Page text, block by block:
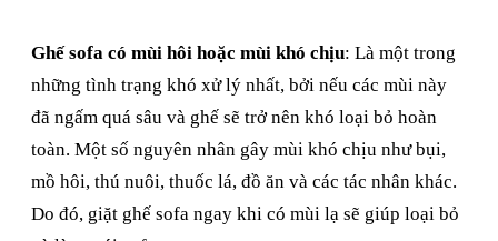
Ghế sofa có mùi hôi hoặc mùi khó chịu: Là một trong
những tình trạng khó xử lý nhất, bởi nếu các mùi này
đã ngấm quá sâu và ghế sẽ trở nên khó loại bỏ hoàn
toàn. Một số nguyên nhân gây mùi khó chịu như bụi,
mồ hôi, thú nuôi, thuốc lá, đồ ăn và các tác nhân khác.
Do đó, giặt ghế sofa ngay khi có mùi lạ sẽ giúp loại bỏ